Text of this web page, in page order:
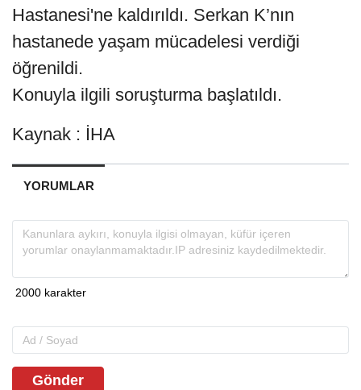
Hastanesi'ne kaldırıldı. Serkan K’nın
hastanede yaşam mücadelesi verdiği
öğrenildi.
Konuyla ilgili soruşturma başlatıldı.
Kaynak : İHA
YORUMLAR
Gönder